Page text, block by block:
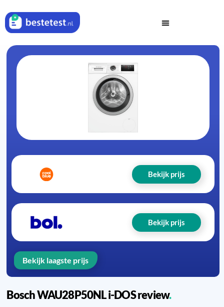
Bosch WAU28P50NL i-DOS review
Bekijk prijs
Bekijk prijs
Bekijk laagste prijs